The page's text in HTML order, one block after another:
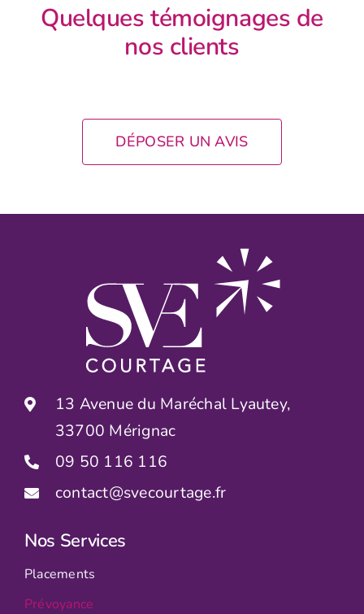
Quelques témoignages de
nos clients
DÉPOSER UN AVIS
13 Avenue du Maréchal Lyautey,
33700 Mérignac
09 50 116 116
contact@svecourtage.fr
Nos Services
Placements
Prévoyance